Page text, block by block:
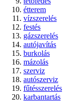
étterem
vízszerelés
festés
gázszerelés
autójavítás
burkolás
mázolás
szerviz
autószerviz
fűtésszerelés
karbantartás